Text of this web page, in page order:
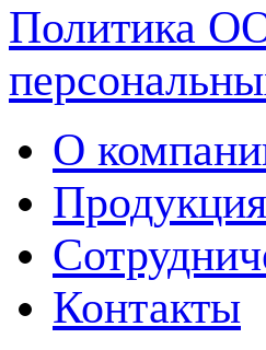
Политика
О
Продукция
Контакты